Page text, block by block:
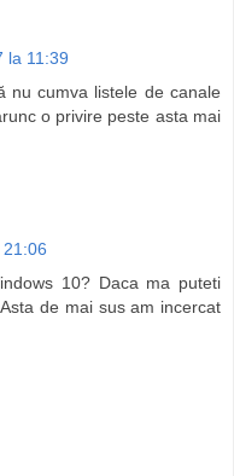
la 11:39
nu cumva listele de canale
o privire peste asta mai
10? Daca ma puteti
de mai sus am incercat